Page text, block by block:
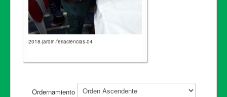
2018-jardin-feriaciencias-04
Ordernamiento